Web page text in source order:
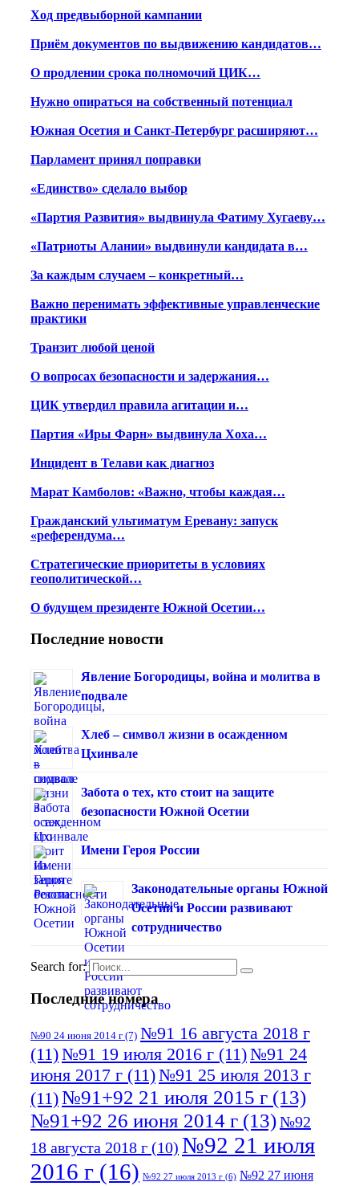
Ход предвыборной кампании
Приём документов по выдвижению кандидатов…
О продлении срока полномочий ЦИК…
Нужно опираться на собственный потенциал
Южная Осетия и Санкт-Петербург расширяют…
Парламент принял поправки
«Единство» сделало выбор
«Партия Развития» выдвинула Фатиму Хугаеву…
«Патриоты Алании» выдвинули кандидата в…
За каждым случаем – конкретный…
Важно перенимать эффективные управленческие
практики
Транзит любой ценой
О вопросах безопасности и задержания…
ЦИК утвердил правила агитации и…
Партия «Иры Фарн» выдвинула Хоха…
Инцидент в Телави как диагноз
Марат Камболов: «Важно, чтобы каждая…
Гражданский ультиматум Еревану: запуск
«референдума…
Стратегические приоритеты в условиях
геополитической…
О будущем президенте Южной Осетии…
Последние новости
Явление Богородицы, война и молитва в
подвале
Хлеб – символ жизни в осажденном
Цхинвале
Забота о тех, кто стоит на защите
безопасности Южной Осетии
Имени Героя России
Законодательные органы Южной
Осетии и России развивают
сотрудничество
Search for:
Последние номера
№90 24 июня 2014 г (7) №91 16 августа 2018 г
(11)№91 19 июля 2016 г (11)№91 24
июня 2017 г (11)№91 25 июля 2013 г
(11)№91+92 21 июля 2015 г (13)
№91+92 26 июня 2014 г (13)№92
18 августа 2018 г (10) №92 21 июля
2016 г (16) №92 27 июля 2013 г (6) №92 27 июня